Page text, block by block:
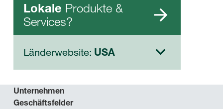
Lokale Produkte &
Services?
Länderwebsite: USA
Unternehmen
Geschäftsfelder